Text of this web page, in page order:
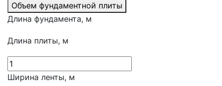
Объем фундаментной плиты
Длина фундамента, м
Длина плиты, м
Ширина ленты, м